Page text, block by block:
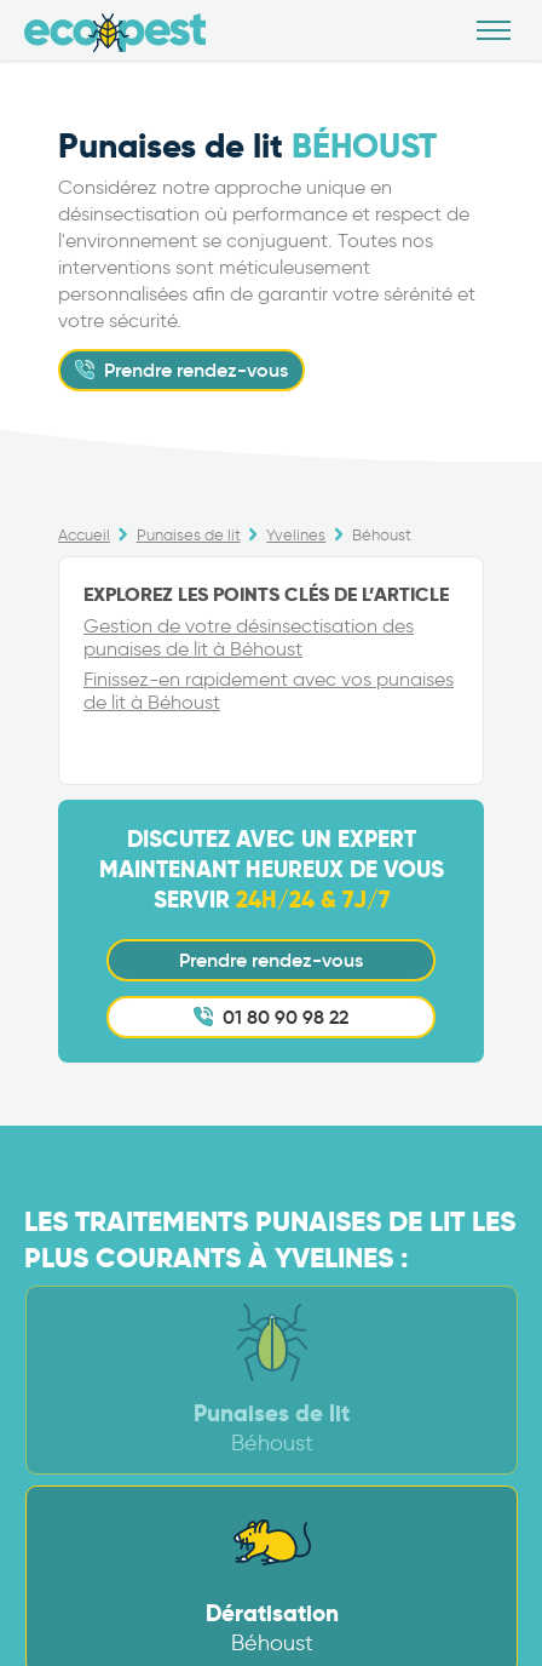
Punaises de lit BÉHOUST
Considérez notre approche unique en
désinsectisation où performance et respect de
l'environnement se conjuguent. Toutes nos
interventions sont méticuleusement
personnalisées afin de garantir votre sérénité et
votre sécurité.
Prendre rendez-vous
Accueil Punaises de lit Yvelines Béhoust
EXPLOREZ LES POINTS CLÉS DE L’ARTICLE
Gestion de votre désinsectisation des
punaises de lit à Béhoust
Finissez-en rapidement avec vos punaises
de lit à Béhoust
DISCUTEZ AVEC UN EXPERT
MAINTENANT HEUREUX DE VOUS
SERVIR 24H/24 & 7J/7
Prendre rendez-vous
01 80 90 98 22
LES TRAITEMENTS PUNAISES DE LIT LES
PLUS COURANTS À YVELINES :
Punaises de lit
Béhoust
Dératisation
Béhoust